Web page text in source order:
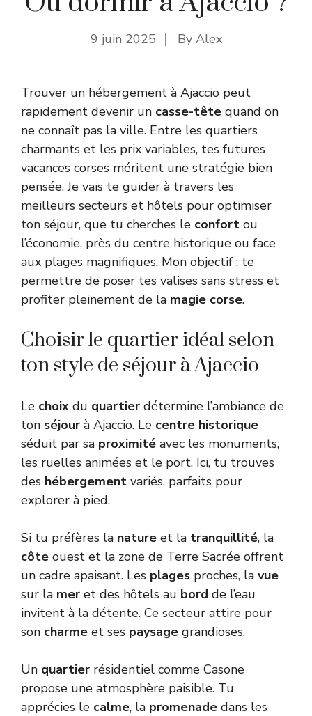
9 juin 2025 By Alex
Trouver un hébergement à Ajaccio peut
rapidement devenir un casse-tête quand on
ne connaît pas la ville. Entre les quartiers
charmants et les prix variables, tes futures
vacances corses méritent une stratégie bien
pensée. Je vais te guider à travers les
meilleurs secteurs et hôtels pour optimiser
ton séjour, que tu cherches le confort ou
l’économie, près du centre historique ou face
aux plages magnifiques. Mon objectif : te
permettre de poser tes valises sans stress et
profiter pleinement de la magie corse.
Choisir le quartier idéal selon
ton style de séjour à Ajaccio
Le choix du quartier détermine l’ambiance de
ton séjour à Ajaccio. Le centre historique
séduit par sa proximité avec les monuments,
les ruelles animées et le port. Ici, tu trouves
des hébergement variés, parfaits pour
explorer à pied.
Si tu préfères la nature et la tranquillité, la
côte ouest et la zone de Terre Sacrée offrent
un cadre apaisant. Les plages proches, la vue
sur la mer et des hôtels au bord de l’eau
invitent à la détente. Ce secteur attire pour
son charme et ses paysage grandioses.
Un quartier résidentiel comme Casone
propose une atmosphère paisible. Tu
apprécies le calme, la promenade dans les